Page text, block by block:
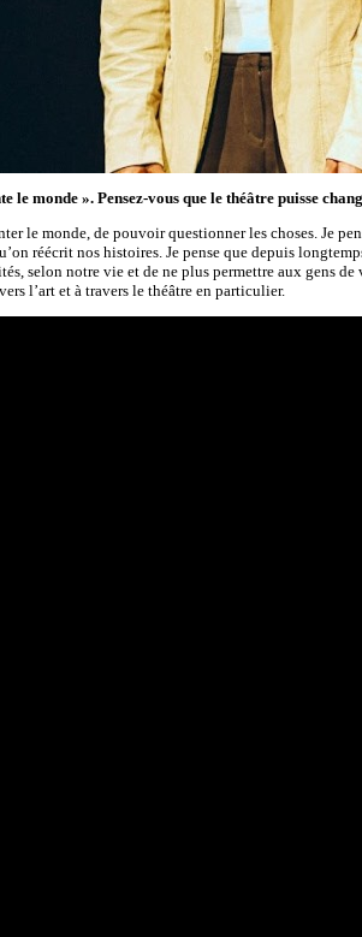
le monde ». Pensez-vous que le théâtre puisse
le monde, de pouvoir questionner les choses. Je
réécrit nos histoires. Je pense que depuis
selon notre vie et de ne plus permettre aux gens
l’art et à travers le théâtre en particulier.